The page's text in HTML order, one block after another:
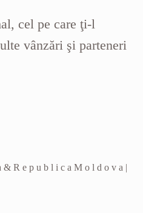
cel pe care ţi-l
vânzări şi parteneri
R e p u b l i c a M o l d o v a |